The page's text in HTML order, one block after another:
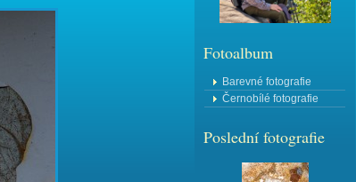
Fotoalbum
Barevné fotografie
Černobílé fotografie
Poslední fotografie